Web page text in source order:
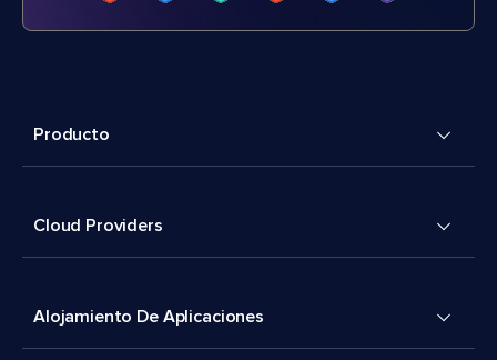
Producto
Cloud Providers
Alojamiento De Aplicaciones